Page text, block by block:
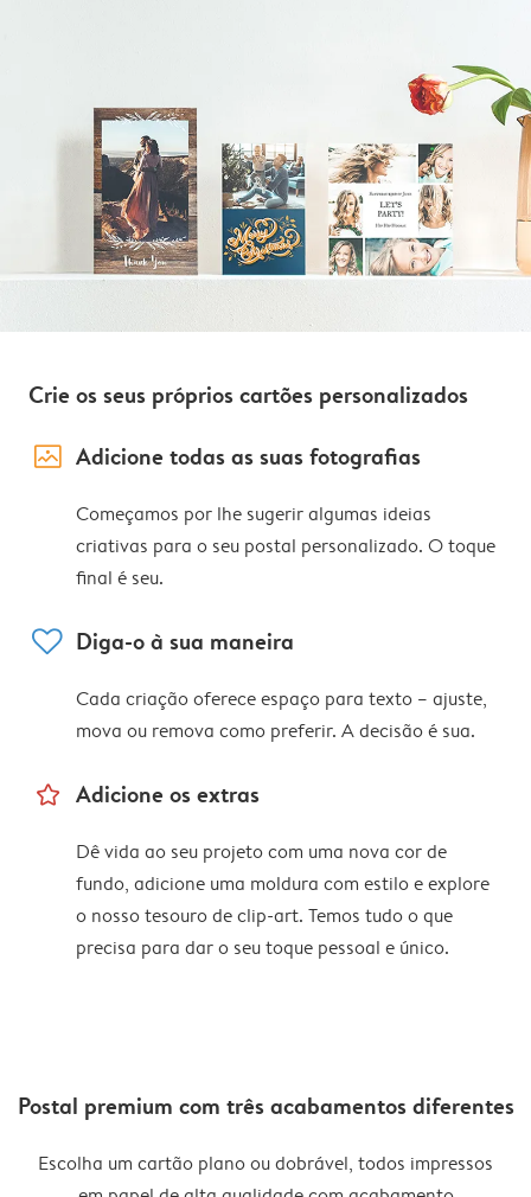
Crie os seus próprios cartões personalizados
image_placeholder Adicione todas as suas fotografias
Começamos por lhe sugerir algumas ideias
criativas para o seu postal personalizado. O toque
final é seu.
heart Diga-o à sua maneira
Cada criação oferece espaço para texto – ajuste,
mova ou remova como preferir. A decisão é sua.
star_outline Adicione os extras
Dê vida ao seu projeto com uma nova cor de
fundo, adicione uma moldura com estilo e explore
o nosso tesouro de clip-art. Temos tudo o que
precisa para dar o seu toque pessoal e único.
Postal premium com três acabamentos diferentes
Escolha um cartão plano ou dobrável, todos impressos